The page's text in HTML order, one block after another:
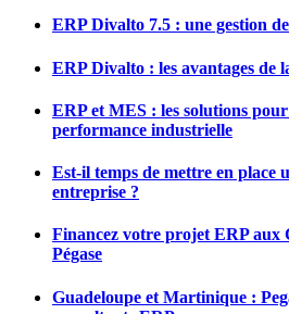
ERP Divalto 7.5 : une gestion
ERP Divalto : les avantages de
ERP et MES : les solutions
performance industrielle
Est-il temps de mettre en place
entreprise ?
Financez votre projet ERP aux
Pégase
Guadeloupe et Martinique :